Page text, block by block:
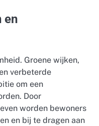
en
Groene wijken,
verbeterde
om een
Door
worden bewoners
en bij te dragen aan